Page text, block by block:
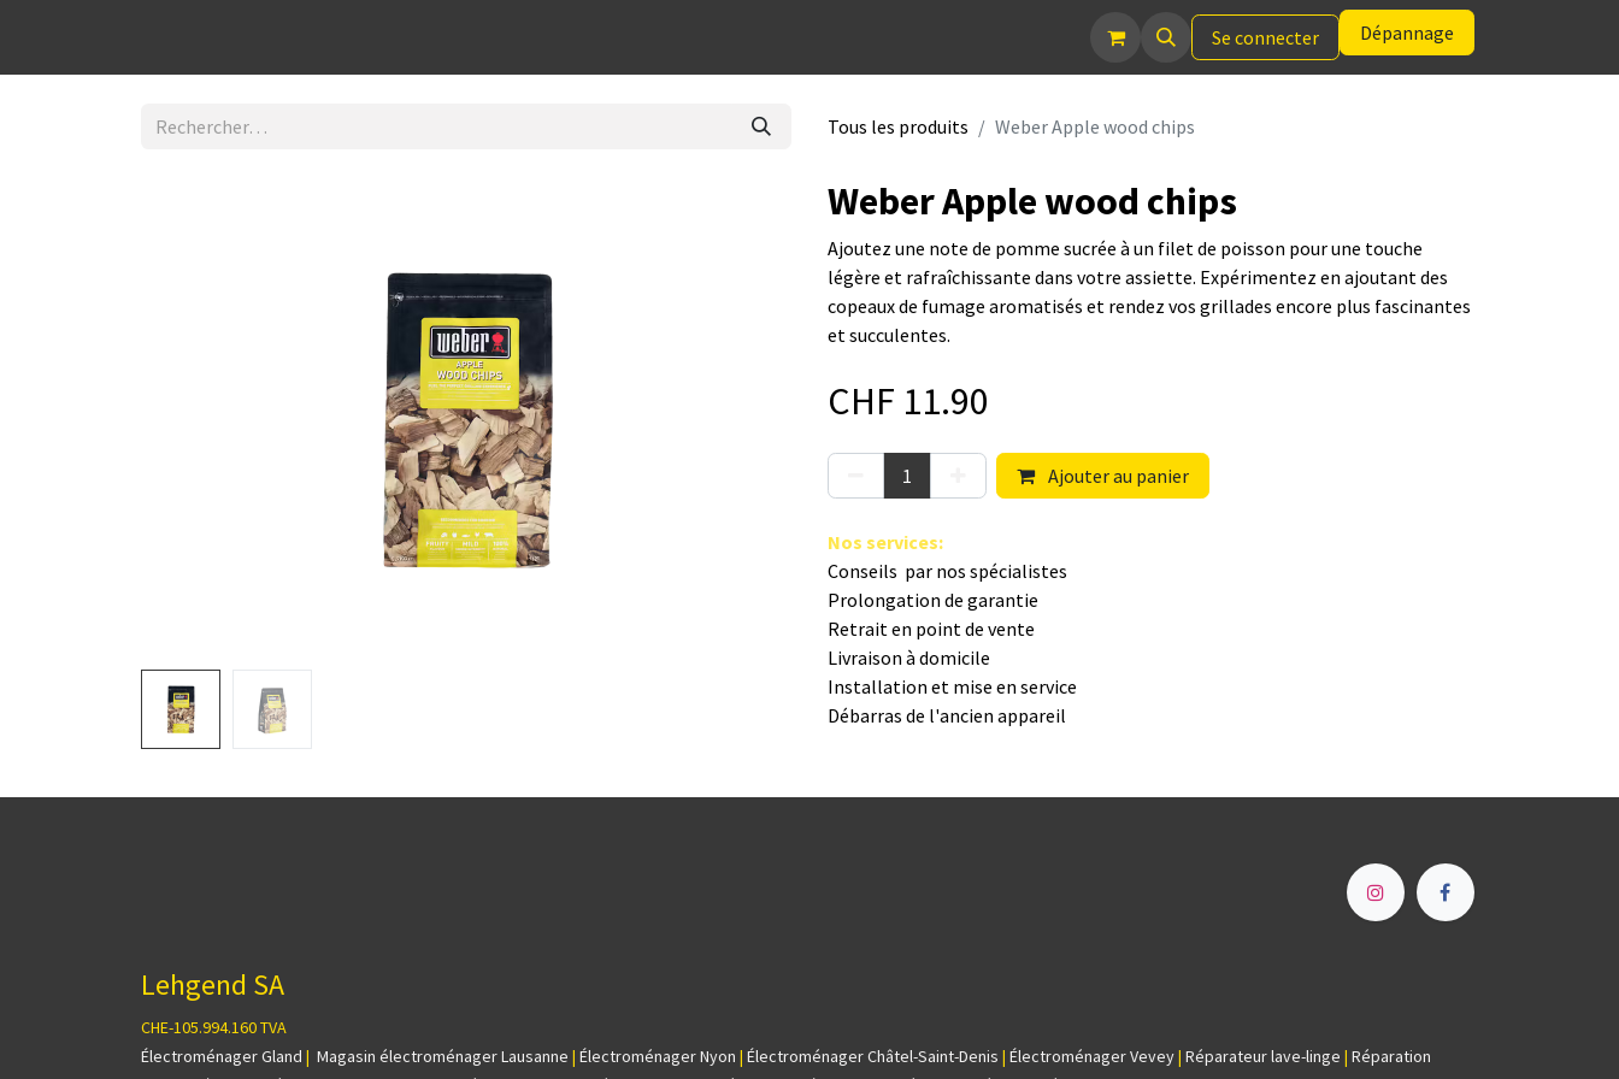
Se connecter Dépannage
Tous les produits Weber Apple wood chips
Weber Apple wood chips
Ajoutez une note de pomme sucrée à un filet de poisson pour une touche
légère et rafraîchissante dans votre assiette. Expérimentez en ajoutant des
copeaux de fumage aromatisés et rendez vos grillades encore plus fascinantes
et succulentes.
CHF 11.90
Ajouter au panier
Nos s​ervices:
Conseils par nos spé​cialistes
Prolongation de garantie
Retrait en point de vente
Livraison à domicile
Installation et mise en service
Débarras de l'ancien appareil
Lehgend SA
CHE-105.994.160 TVA
Électroménager Gland | Magasin électroménager Lausanne | Électroménager Nyon | Électroménager Châtel-Saint-Denis | Électroménager Vevey| Réparateur lave-linge | Réparation